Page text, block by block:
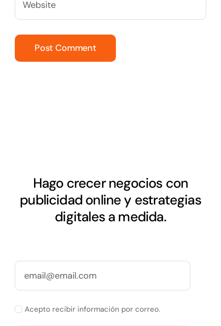
Hago crecer negocios con
publicidad online y estrategias
digitales a medida.
Acepto recibir información por correo.